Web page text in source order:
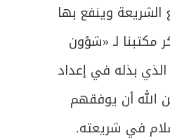
الشريعة وينفع بها
مكتبنا لـ «شؤون
بذله في إعداد
الله أن يوفقهم
في شريعته.
بالأصغر